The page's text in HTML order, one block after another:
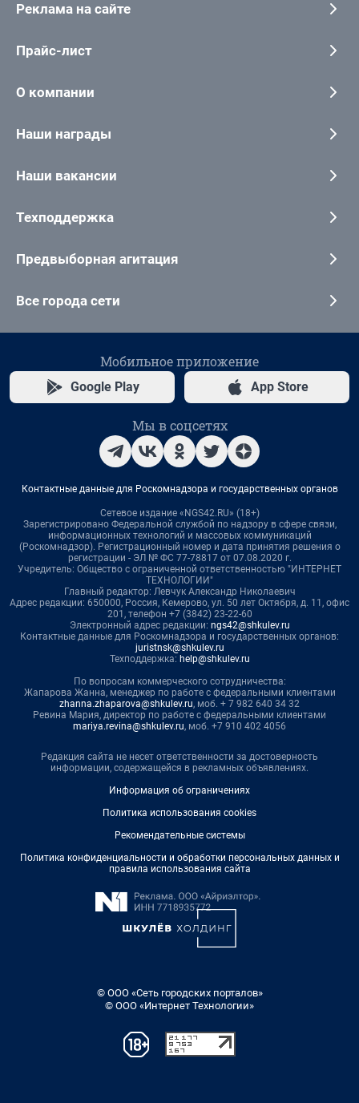
Реклама на сайте
Прайс-лист
О компании
Наши награды
Наши вакансии
Техподдержка
Предвыборная агитация
Все города сети
Мобильное приложение
Google Play App Store
Мы в соцсетях
Контактные данные для Роскомнадзора и государственных органов
Сетевое издание «NGS42.RU» (18+)
Зарегистрировано Федеральной службой по надзору в сфере связи,
информационных технологий и массовых коммуникаций
(Роскомнадзор). Регистрационный номер и дата принятия решения о
регистрации - ЭЛ № ФС 77-78817 от 07.08.2020 г.
Учредитель: Общество с ограниченной ответственностью "ИНТЕРНЕТ
ТЕХНОЛОГИИ"
Главный редактор: Левчук Александр Николаевич
Адрес редакции: 650000, Россия, Кемерово, ул. 50 лет Октября, д. 11, офис
201, телефон +7 (3842) 23-22-60
Электронный адрес редакции: ngs42@shkulev.ru
Контактные данные для Роскомнадзора и государственных органов:
juristnsk@shkulev.ru
Техподдержка: help@shkulev.ru
По вопросам коммерческого сотрудничества:
Жапарова Жанна, менеджер по работе с федеральными клиентами
zhanna.zhaparova@shkulev.ru, моб. + 7 982 640 34 32
Ревина Мария, директор по работе с федеральными клиентами
mariya.revina@shkulev.ru, моб. +7 910 402 4056
Редакция сайта не несет ответственности за достоверность
информации, содержащейся в рекламных объявлениях.
Информация об ограничениях
Политика использования cookies
Рекомендательные системы
Политика конфиденциальности и обработки персональных данных и
правила использования сайта
© ООО «Сеть городских порталов»
© ООО «Интернет Технологии»